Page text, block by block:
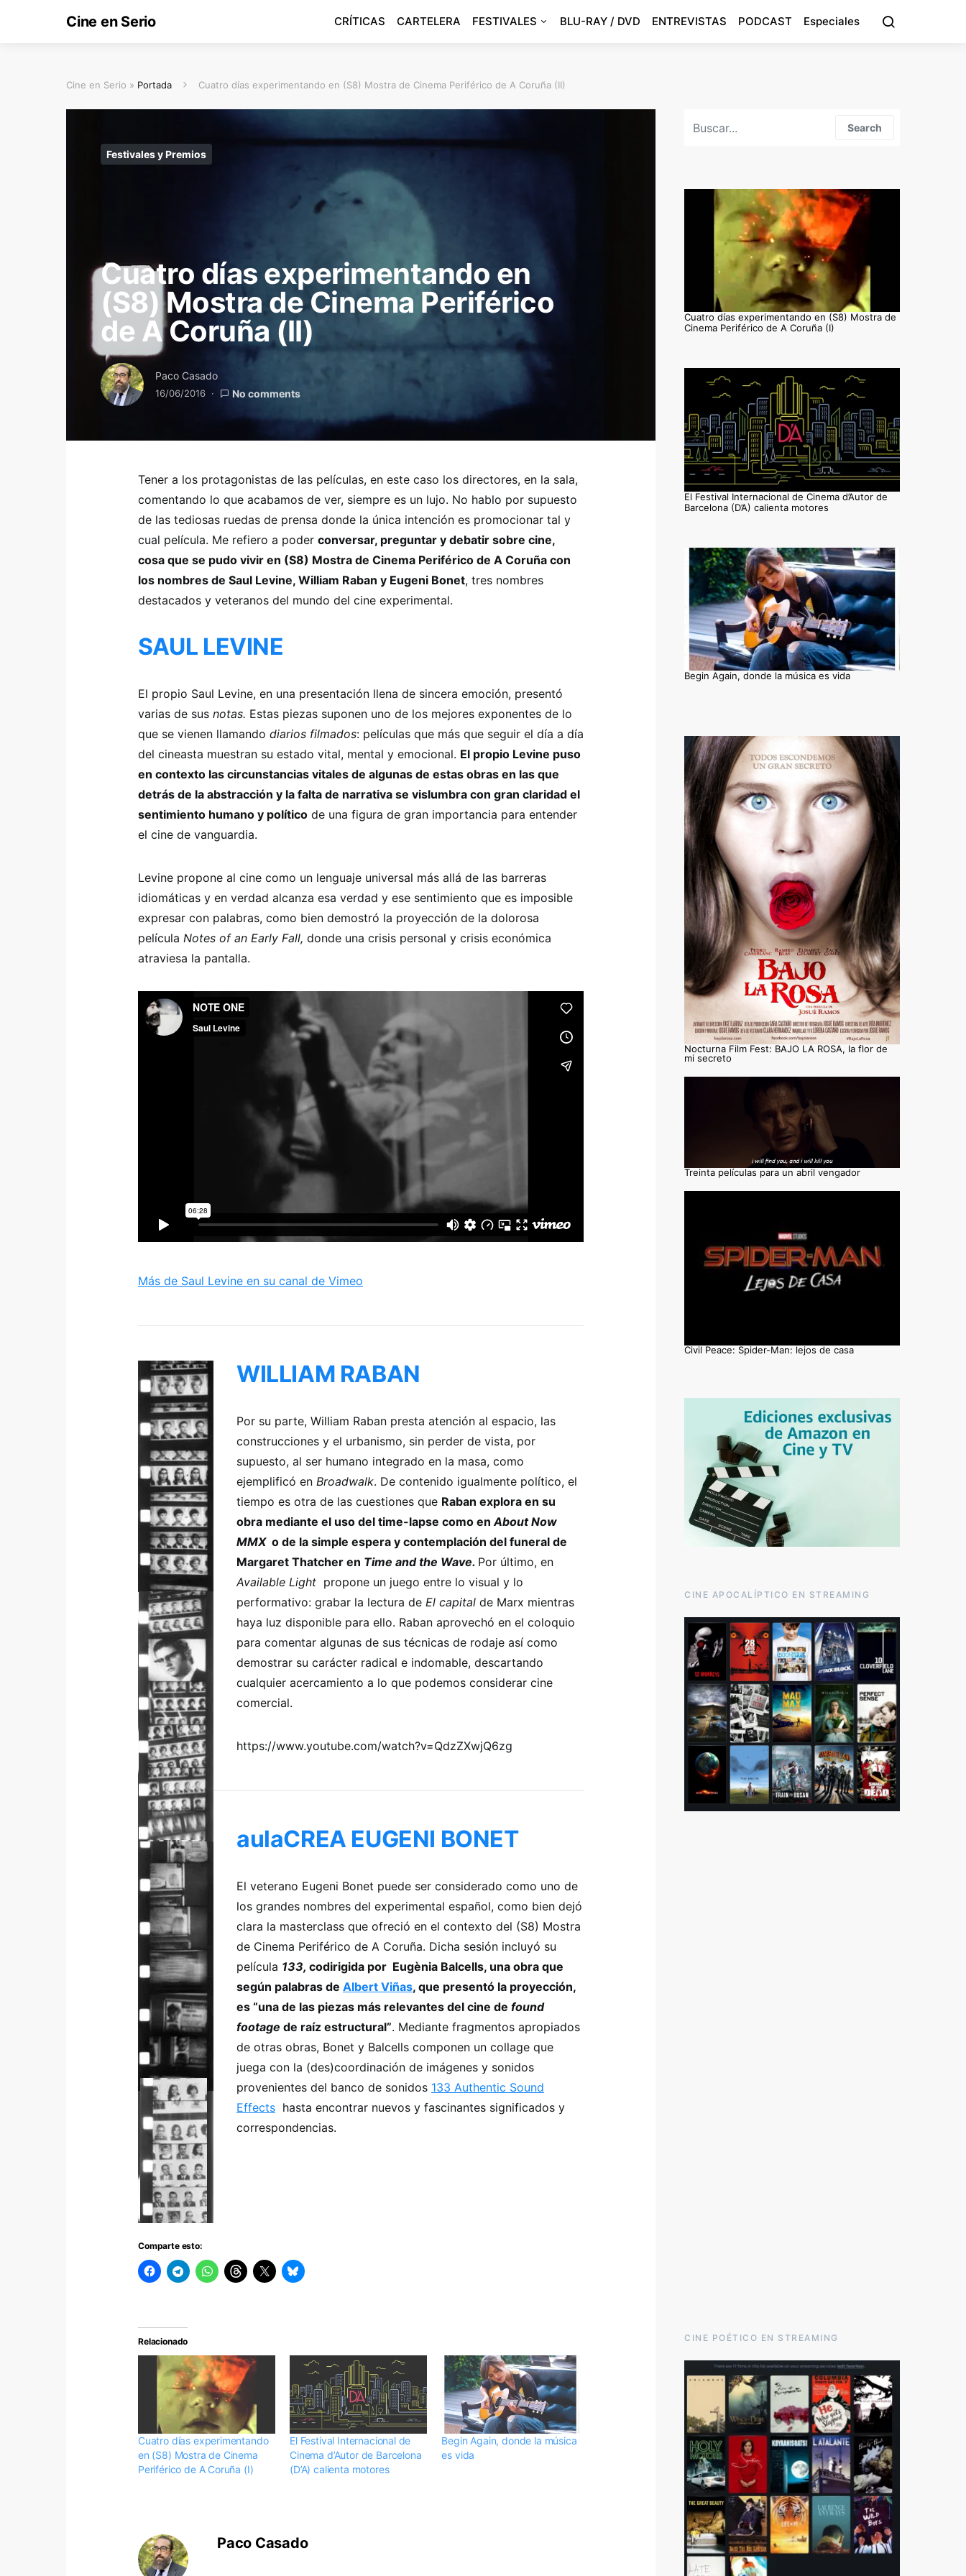
Cine en Serio CRÍTICAS CARTELERA FESTIVALES BLU-RAY / DVD ENTREVISTAS PODCAST Especiales
Cine en Serio » Portada Cuatro días experimentando en (S8) Mostra de Cinema Periférico de A Coruña (II)
Festivales y Premios
Cuatro días experimentando en
(S8) Mostra de Cinema Periférico
de A Coruña (II)
Paco Casado
16/06/2016 No comments
Tener a los protagonistas de las películas, en este caso los directores, en la sala,
comentando lo que acabamos de ver, siempre es un lujo. No hablo por supuesto
de las tediosas ruedas de prensa donde la única intención es promocionar tal y
cual película. Me refiero a poder conversar, preguntar y debatir sobre cine,
cosa que se pudo vivir en (S8) Mostra de Cinema Periférico de A Coruña con
los nombres de Saul Levine, William Raban y Eugeni Bonet, tres nombres
destacados y veteranos del mundo del cine experimental.
SAUL LEVINE
El propio Saul Levine, en una presentación llena de sincera emoción, presentó
varias de sus notas. Estas piezas suponen uno de los mejores exponentes de lo
que se vienen llamando diarios filmados: películas que más que seguir el día a día
del cineasta muestran su estado vital, mental y emocional. El propio Levine puso
en contexto las circunstancias vitales de algunas de estas obras en las que
detrás de la abstracción y la falta de narrativa se vislumbra con gran claridad el
sentimiento humano y político de una figura de gran importancia para entender
el cine de vanguardia.
Levine propone al cine como un lenguaje universal más allá de las barreras
idiomáticas y en verdad alcanza esa verdad y ese sentimiento que es imposible
expresar con palabras, como bien demostró la proyección de la dolorosa
película Notes of an Early Fall, donde una crisis personal y crisis económica
atraviesa la pantalla.
Más de Saul Levine en su canal de Vimeo
WILLIAM RABAN
Por su parte, William Raban presta atención al espacio, las
construcciones y el urbanismo, sin perder de vista, por
supuesto, al ser humano integrado en la masa, como
ejemplificó en Broadwalk. De contenido igualmente político, el
tiempo es otra de las cuestiones que Raban explora en su
obra mediante el uso del time-lapse como enAbout Now
MMXo de la simple espera y contemplación del funeral de
Margaret Thatcher en Time and the Wave. Por último, en
Available Light propone un juego entre lo visual y lo
performativo: grabar la lectura de El capital de Marx mientras
haya luz disponible para ello. Raban aprovechó en el coloquio
para comentar algunas de sus técnicas de rodaje así como
demostrar su carácter radical e indomable, descartando
cualquier acercamiento a lo que podemos considerar cine
comercial.
https://www.youtube.com/watch?v=QdzZXwjQ6zg
aulaCREA EUGENI BONET
El veterano Eugeni Bonet puede ser considerado como uno de
los grandes nombres del experimental español, como bien dejó
clara la masterclass que ofreció en el contexto del (S8) Mostra
de Cinema Periférico de A Coruña. Dicha sesión incluyó su
película 133, codirigida por Eugènia Balcells, una obra que
según palabras de Albert Viñas, que presentó la proyección,
es “una de las piezas más relevantes del cine de found
footage de raíz estructural”. Mediante fragmentos apropiados
de otras obras, Bonet y Balcells componen un collage que
juega con la (des)coordinación de imágenes y sonidos
provenientes del banco de sonidos 133 Authentic Sound
Effects hasta encontrar nuevos y fascinantes significados y
correspondencias.
Comparte esto:
Relacionado
Cuatro días experimentando
en (S8) Mostra de Cinema
Periférico de A Coruña (I)
El Festival Internacional de
Cinema d’Autor de Barcelona
(D’A) calienta motores
Begin Again, donde la música
es vida
Paco Casado
Search
Cuatro días experimentando en (S8) Mostra de
Cinema Periférico de A Coruña (I)
El Festival Internacional de Cinema d’Autor de
Barcelona (D’A) calienta motores
Begin Again, donde la música es vida
Nocturna Film Fest: BAJO LA ROSA, la flor de
mi secreto
Treinta películas para un abril vengador
Civil Peace: Spider-Man: lejos de casa
CINE APOCALÍPTICO EN STREAMING
CINE POÉTICO EN STREAMING